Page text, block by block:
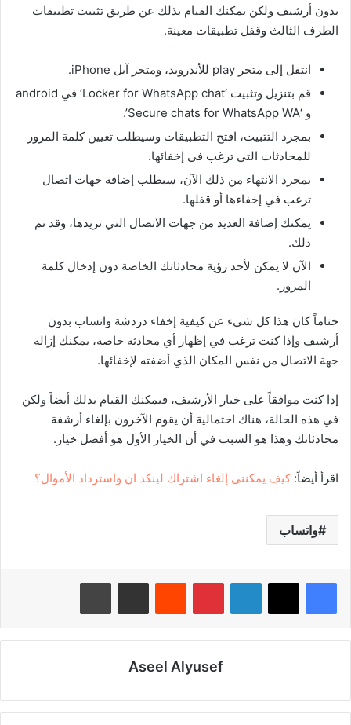
بدون أرشيف ولكن يمكنك القيام بذلك عن طريق تثبيت تطبيقات
الطرف الثالث وقفل تطبيقات معينة.
انتقل إلى متجر play للأندرويد، ومتجر آبل iPhone.
قم بتنزيل وتثبيت ‘Locker for WhatsApp chat’ في android
و ‘Secure chats for WhatsApp WA’.
بمجرد التثبيت، افتح التطبيقات وسيطلب تعيين كلمة المرور
للمحادثات التي ترغب في إخفائها.
بمجرد الانتهاء من ذلك الآن، سيطلب إضافة جهات اتصال
ترغب في إخفاءها أو قفلها.
يمكنك إضافة العديد من جهات الاتصال التي تريدها، وقد تم
ذلك.
الآن لا يمكن لأحد رؤية محادثاتك الخاصة دون إدخال كلمة
المرور.
ختاماً كان هذا كل شيء عن كيفية إخفاء دردشة واتساب بدون
أرشيف وإذا كنت ترغب في إظهار أي محادثة خاصة، يمكنك إزالة
جهة الاتصال من نفس المكان الذي أضفته لإخفائها.
إذا كنت موافقاً على خيار الأرشيف، فيمكنك القيام بذلك أيضاً ولكن
في هذه الحالة، هناك احتمالية أن يقوم الآخرون بإلغاء أرشفة
محادثاتك وهذا هو السبب في أن الخيار الأول هو أفضل خيار.
اقرأ أيضاً: كيف يمكنني إلغاء اشتراك لينكد ان واسترداد الأموال؟
واتساب
لينكدإن بينتيريست
Aseel Alyusef